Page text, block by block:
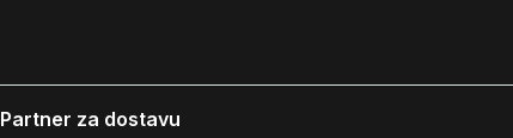
Partner za dostavu